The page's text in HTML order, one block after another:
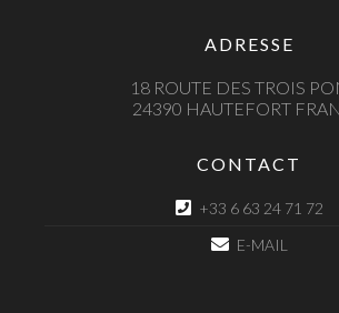
ADRESSE
18 ROUTE DES TROIS
24390 HAUTEFORT
CONTACT
+33 6 63 24 71 72
E-MAIL